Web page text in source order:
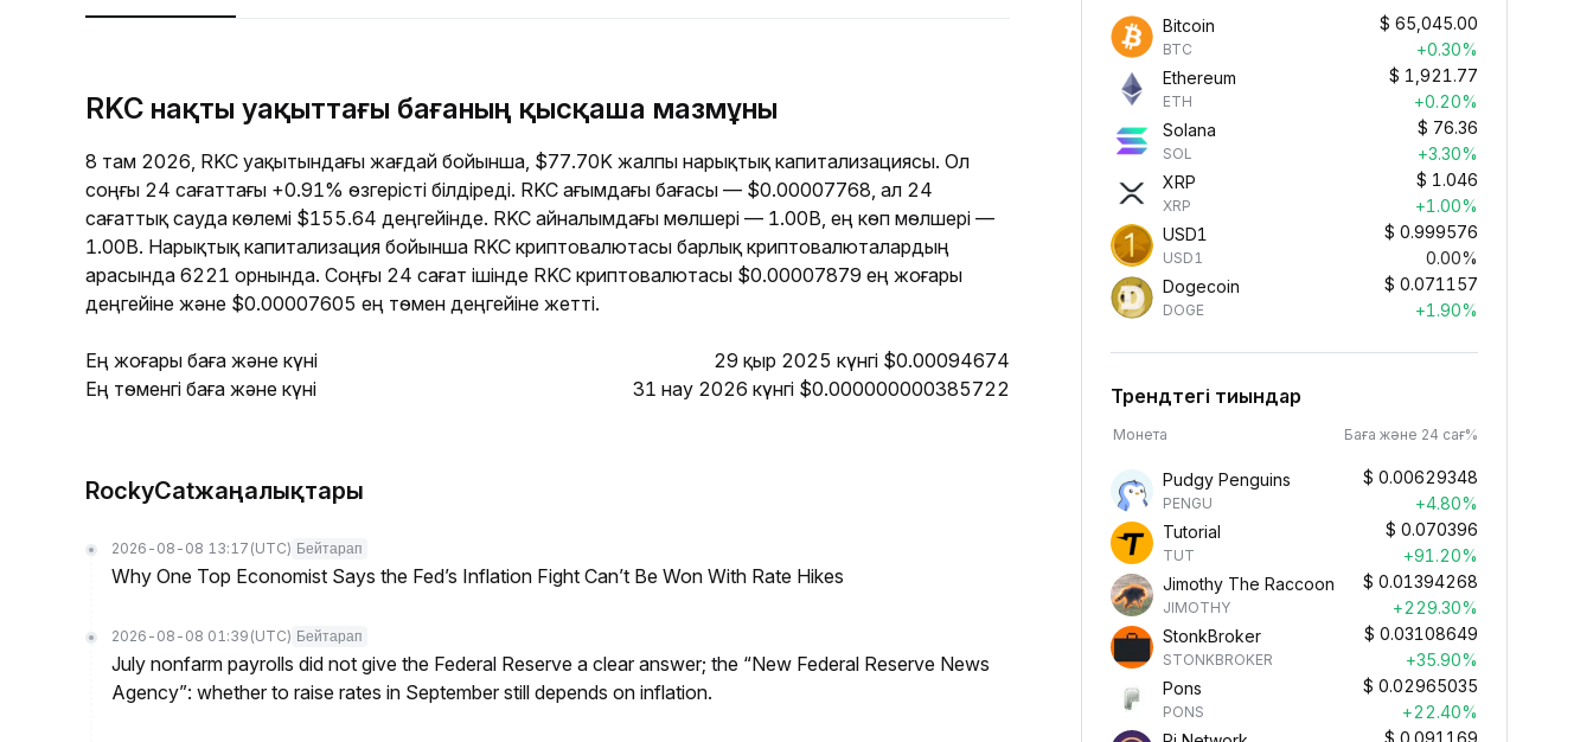
RKC нақты уақыттағы бағаның қысқаша мазмұны
8 там 2026, RKC уақытындағы жағдай бойынша, $77.70K жалпы нарықтық капитализациясы. Ол
соңғы 24 сағаттағы +0.91% өзгерісті білдіреді. RKC ағымдағы бағасы — $0.00007768, ал 24
сағаттық сауда көлемі $155.64 деңгейінде. RKC айналымдағы мөлшері — 1.00B, ең көп мөлшері —
1.00B. Нарықтық капитализация бойынша RKC криптовалютасы барлық криптовалюталардың
арасында 6221 орнында. Соңғы 24 сағат ішінде RKC криптовалютасы $0.00007879 ең жоғары
деңгейіне және $0.00007605 ең төмен деңгейіне жетті.
Ең жоғары баға және күні
29 қыр 2025 күнгі $0.00094674
Ең төменгі баға және күні
31 нау 2026 күнгі $0.000000000385722
RockyCatжаңалықтары
2026-08-08 13:17 (UTC) Бейтарап
Why One Top Economist Says the Fed’s Inflation Fight Can’t Be Won With Rate Hikes
2026-08-08 01:39 (UTC) Бейтарап
July nonfarm payrolls did not give the Federal Reserve a clear answer; the “New Federal Reserve News
Agency”: whether to raise rates in September still depends on inflation.
Bitcoin
BTC
$ 65,045.00
+0.30%
Ethereum
ETH
$ 1,921.77
+0.20%
Solana
SOL
$ 76.36
+3.30%
XRP
XRP
$ 1.046
+1.00%
USD1
USD1
$ 0.999576
0.00%
Dogecoin
DOGE
$ 0.071157
+1.90%
Трендтегі тиындар
Монета Баға және 24 сағ%
Pudgy Penguins
PENGU
$ 0.00629348
+4.80%
Tutorial
TUT
$ 0.070396
+91.20%
Jimothy The Raccoon
JIMOTHY
$ 0.01394268
+229.30%
StonkBroker
STONKBROKER
$ 0.03108649
+35.90%
Pons
PONS
$ 0.02965035
+22.40%
$ 0.091169